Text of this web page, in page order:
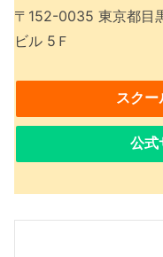
〒152-0035 東京都目
ビル 5Ｆ
スクー
公式